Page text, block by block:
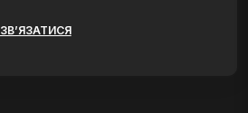
ЗВ’ЯЗАТИСЯ